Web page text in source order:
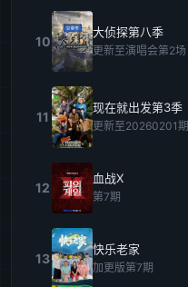
10
大侦探第八季
更新至演唱会第2场
11
现在就出发第3季
更新至20260201期
12
血战X
第7期
13
快乐老家
加更版第7期